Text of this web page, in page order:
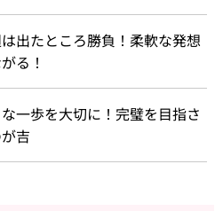
出たところ勝負！柔軟な発想
る！
一歩を大切に！完璧を目指さ
吉